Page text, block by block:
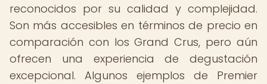
reconocidos por su calidad y complejidad.
Son más accesibles en términos de precio en
comparación con los Grand Crus, pero aún
ofrecen una experiencia de degustación
excepcional. Algunos ejemplos de Premier